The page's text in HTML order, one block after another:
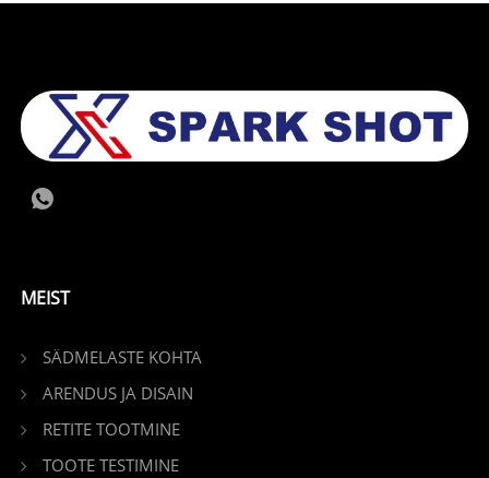
MEIST
SÄDMELASTE KOHTA
ARENDUS JA DISAIN
RETITE TOOTMINE
TOOTE TESTIMINE